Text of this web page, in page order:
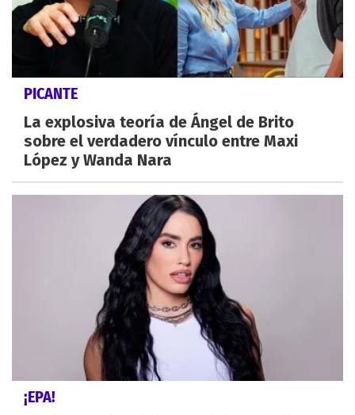
PICANTE
La explosiva teoría de Ángel de Brito
sobre el verdadero vínculo entre Maxi
López y Wanda Nara
¡EPA!